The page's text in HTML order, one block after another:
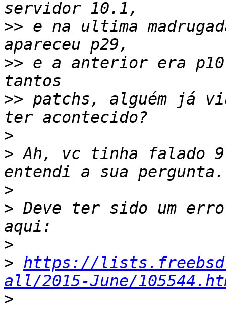
>> e na ultima
>> e a anterior era
>> patchs, alguém já
>
> Ah, vc tinha falado
>
> Deve ter sido um
>
> https://
all/2015-June/
>